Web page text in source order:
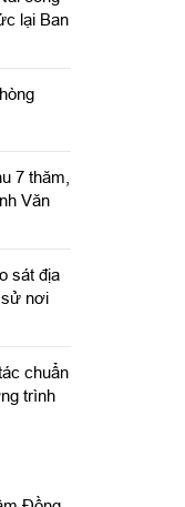
lại Ban
7 thăm,
Văn
sát địa
nơi
chuẩn
trình